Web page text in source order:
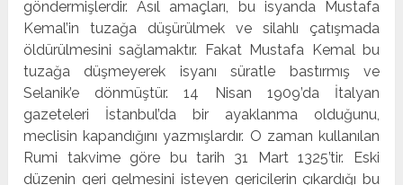
göndermişlerdir. Asıl amaçları, bu isyanda Mustafa
Kemal’in tuzağa düşürülmek ve silahlı çatışmada
öldürülmesini sağlamaktır. Fakat Mustafa Kemal bu
tuzağa düşmeyerek isyanı süratle bastırmış ve
Selanik’e dönmüştür. 14 Nisan 1909’da İtalyan
gazeteleri İstanbul’da bir ayaklanma olduğunu,
meclisin kapandığını yazmışlardır. O zaman kullanılan
Rumi takvime göre bu tarih 31 Mart 1325’tir. Eski
düzenin geri gelmesini isteyen gericilerin çıkardığı bu